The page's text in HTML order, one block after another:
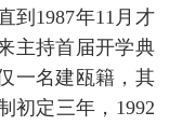
到1987年11月才
主持首届开学典
一名建瓯籍，其
初定三年，1992